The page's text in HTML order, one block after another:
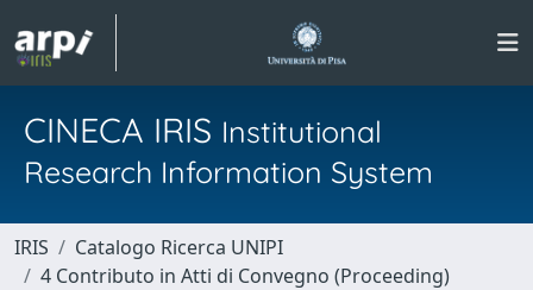
CINECA IRIS Institutional
Research Information System
IRIS
Catalogo Ricerca UNIPI
4 Contributo in Atti di Convegno (Proceeding)